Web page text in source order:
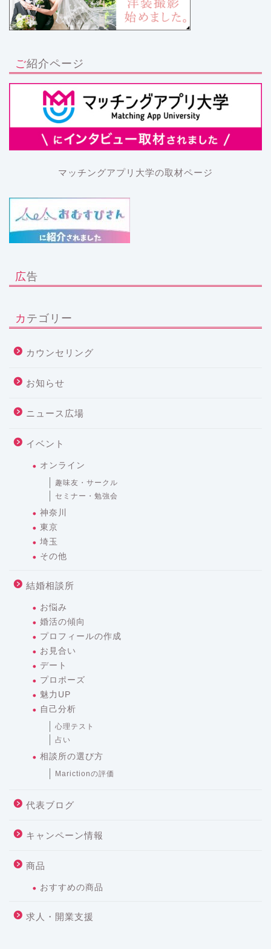
ご紹介ページ
マッチングアプリ大学の取材ページ
広告
カテゴリー
カウンセリング
お知らせ
ニュース広場
イベント
オンライン
趣味友・サークル
セミナー・勉強会
神奈川
東京
埼玉
その他
結婚相談所
お悩み
婚活の傾向
プロフィールの作成
お見合い
デート
プロポーズ
魅力UP
自己分析
心理テスト
占い
相談所の選び方
Marictionの評価
代表ブログ
キャンペーン情報
商品
おすすめの商品
求人・開業支援